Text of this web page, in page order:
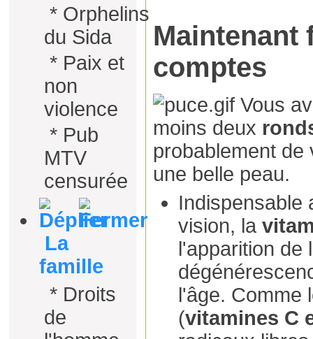
* Orphelins
du Sida
* Paix et
non
violence
* Pub
MTV
censurée
La
famille
* Droits
de
Maintenant
comptes
Vous
moins deux
probablement de
une belle peau.
Indispensable
vision, la
l'apparition de
l'âge. Comme
(vitamines C